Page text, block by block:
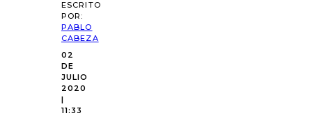
ESCRITO
POR:
PABLO
CABEZA
02
DE
JULIO
2020
|
11:33